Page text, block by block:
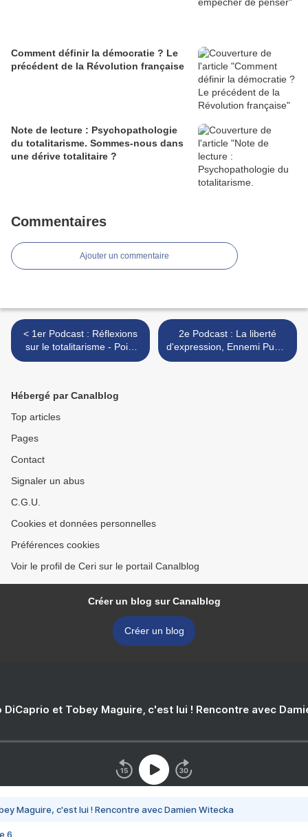
Comment définir la démocratie ? Le
précédent de la Révolution française
Note de lecture : Psychopathologie
du totalitarisme. Sommes-nous dans
une dérive totalitaire ?
Commentaires
Ajouter un commentaire
< 1er Podcast : Réflexions
sur le totalitarisme - Point
d'étape
2e Podcast : La liberté
d'expression, Ennemi Public
n°1 ? >
Hébergé par Canalblog
Top articles
Pages
Contact
Signaler un abus
C.G.U.
Cookies et données personnelles
Préférences cookies
Voir le profil de Ceri sur le portail Canalblog
Créer un blog sur Canalblog
Créer un blog
DiCaprio et Tobey Maguire, c'est lui ! Rencontre avec
Maguire, c'est lui ! Rencontre avec Damien Witecka
6